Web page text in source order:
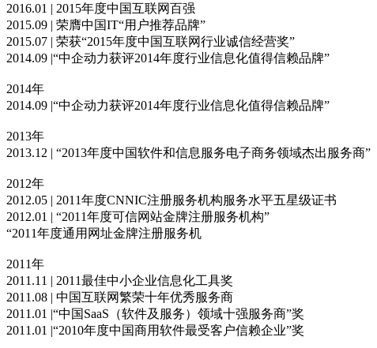
2016.01 | 2015年度中国互联网百强
2015.09 | 荣膺中国IT“用户推荐品牌”
2015.07 | 荣获“2015年度中国互联网行业诚信经营奖”
2014.09 |“中企动力获评2014年度行业信息化值得信赖品牌”
2014年
2014.09 |“中企动力获评2014年度行业信息化值得信赖品牌”
2013年
2013.12 | “2013年度中国软件和信息服务电子商务领域杰出服务商”
2012年
2012.05 | 2011年度CNNIC注册服务机构服务水平五星级证书
2012.01 | “2011年度可信网站金牌注册服务机构”
“2011年度通用网址金牌注册服务机
2011年
2011.11 | 2011最佳中小企业信息化工具奖
2011.08 | 中国互联网繁荣十年优秀服务商
2011.01 |“中国SaaS（软件及服务）领域十强服务商”奖
2011.01 |“2010年度中国商用软件最受客户信赖企业”奖